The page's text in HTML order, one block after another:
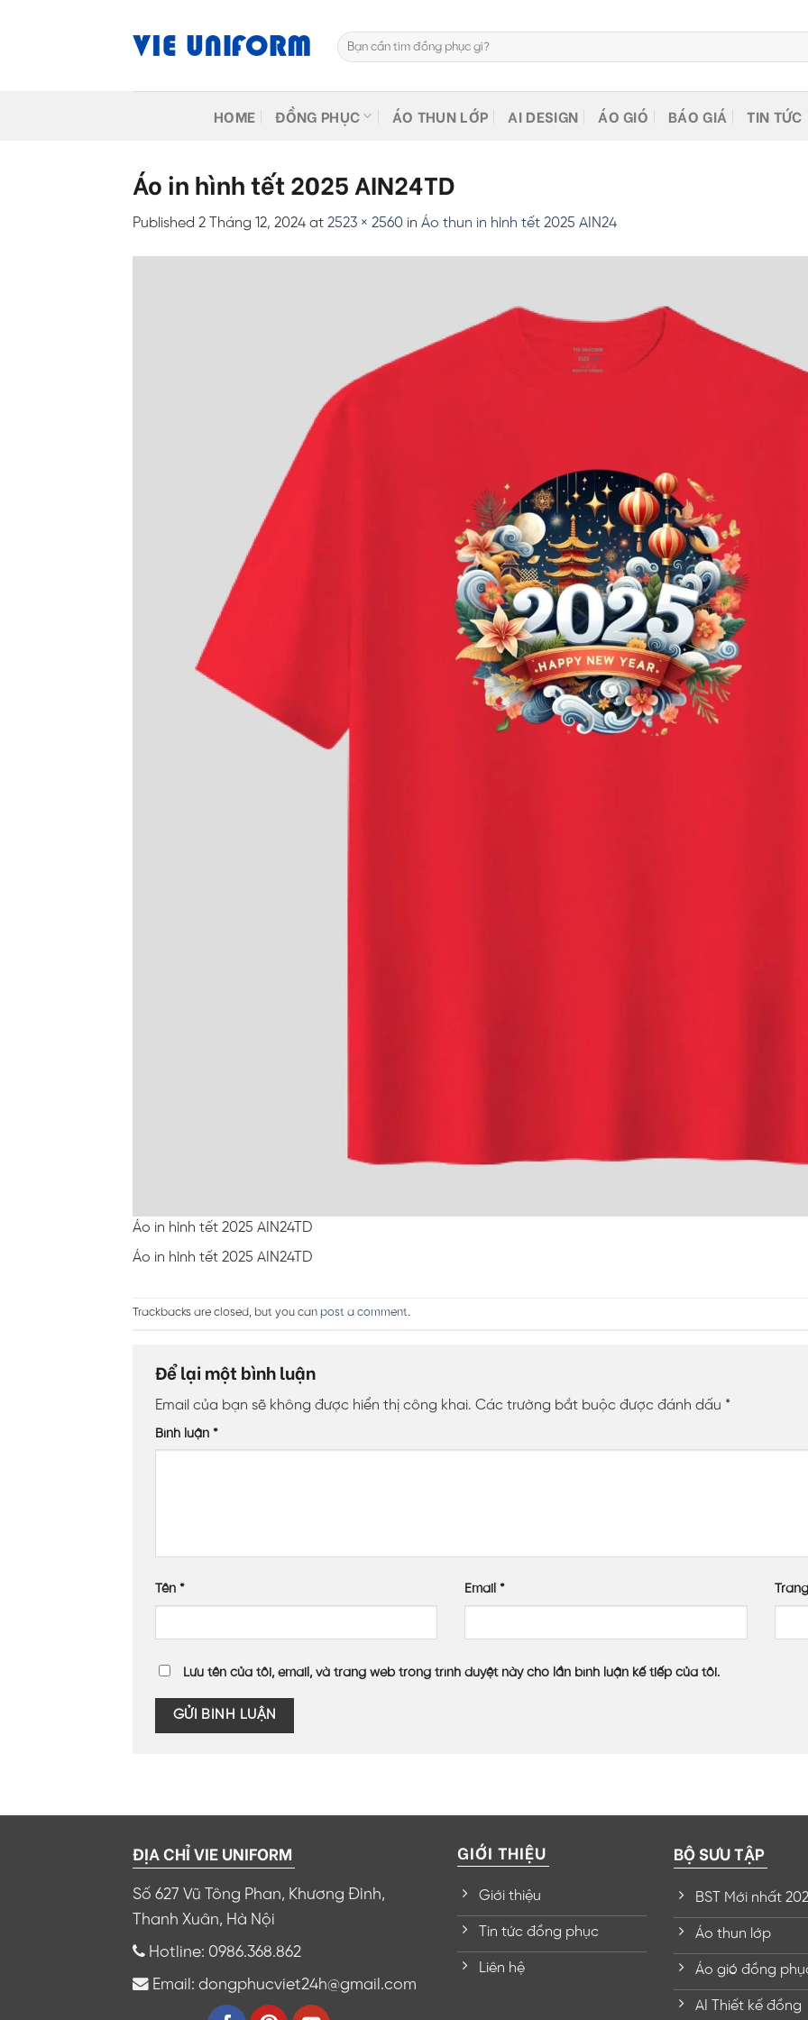
Tìm
kiếm:
HOME ĐỒNG PHỤC ÁO THUN LỚP AI DESIGN ÁO GIÓ BÁO GIÁ TIN TỨC
Áo in hình tết 2025 AIN24TD
Published 2 Tháng 12, 2024 at 2523 × 2560 in Áo thun in hình tết 2025 AIN24
Áo in hình tết 2025 AIN24TD
Áo in hình tết 2025 AIN24TD
Trackbacks are closed, but you can post a comment.
Để lại một bình luận
Email của bạn sẽ không được hiển thị công khai. Các trường bắt buộc được đánh dấu *
Bình luận *
Tên * Email*
Lưu tên của tôi, email, và trang web trong trình duyệt này cho lần bình luận kế tiếp của tôi.
ĐỊA CHỈ VIE UNIFORM
Số 627 Vũ Tông Phan, Khương Đình,
Thanh Xuân, Hà Nội
Hotline: 0986.368.862
Email: dongphucviet24h@gmail.com
GIỚI THIỆU
Giới thiệu
Tin tức đồng phục
Liên hệ
BỘ SƯU TẬP
BST Mới nhất
Áo thun lớp
Áo gió đồng
AI Thiết kế đồng